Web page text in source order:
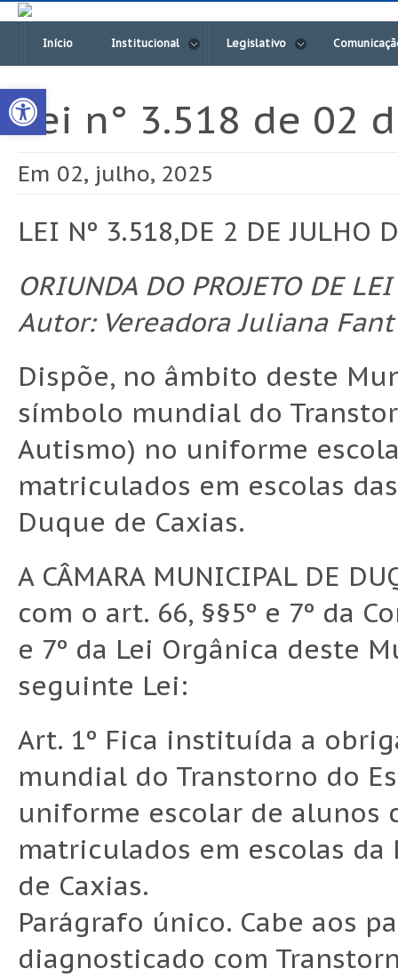
Open toolbar
Início Institucional Legislativo
Lei n° 3.518 de 02
Em 02, julho, 2025
LEI Nº 3.518,DE 2 DE JULHO
ORIUNDA DO PROJETO DE
Autor: Vereadora Juliana
Dispõe, no âmbito deste
símbolo mundial do
Autismo) no uniforme
matriculados em escolas
Duque de Caxias.
A CÂMARA MUNICIPAL DE
com o art. 66, §§5º e 7º da
e 7º da Lei Orgânica deste
seguinte Lei:
Art. 1º Fica instituída a
mundial do Transtorno do
uniforme escolar de alunos
matriculados em escolas da
de Caxias.
Parágrafo único. Cabe aos
diagnosticado com